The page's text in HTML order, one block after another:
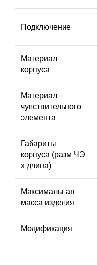
Подключение
Материал
корпуса
Материал
чувствительного
элемента
Габариты
корпуса (разм ЧЭ
х длина)
Максимальная
масса изделия
Модификация